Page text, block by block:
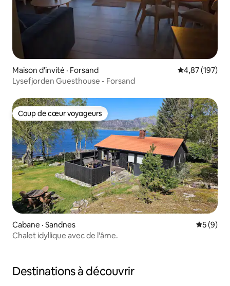
Maison d'invité · Forsand Note
4,87 (197)
Lysefjorden Guesthouse - Forsand
Coup de cœur voyageurs
Coup de cœur voyageurs
Cabane · Sandnes Note
5 (9)
Chalet idyllique avec de l'âme.
Destinations à découvrir